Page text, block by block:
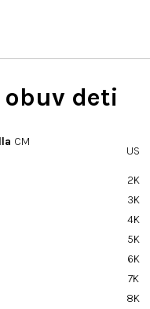
deti
CM
US
2K
3K
4K
5K
6K
7K
8K